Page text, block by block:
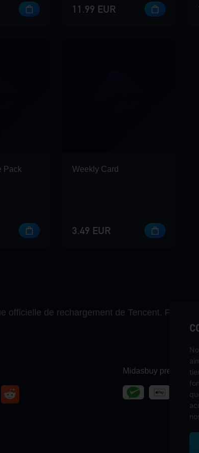
Pack
11.99 EUR
Weekly Card
3.49 EUR
officielle de rechargement de Tencent. Payez
Midasbuy prend en